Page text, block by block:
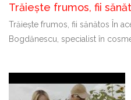
Trăiește frumos, fii
Trăiește frumos, fii sănătos În
Bogdănescu, specialist în